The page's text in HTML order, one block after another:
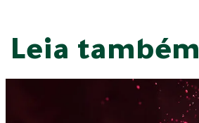
Leia também